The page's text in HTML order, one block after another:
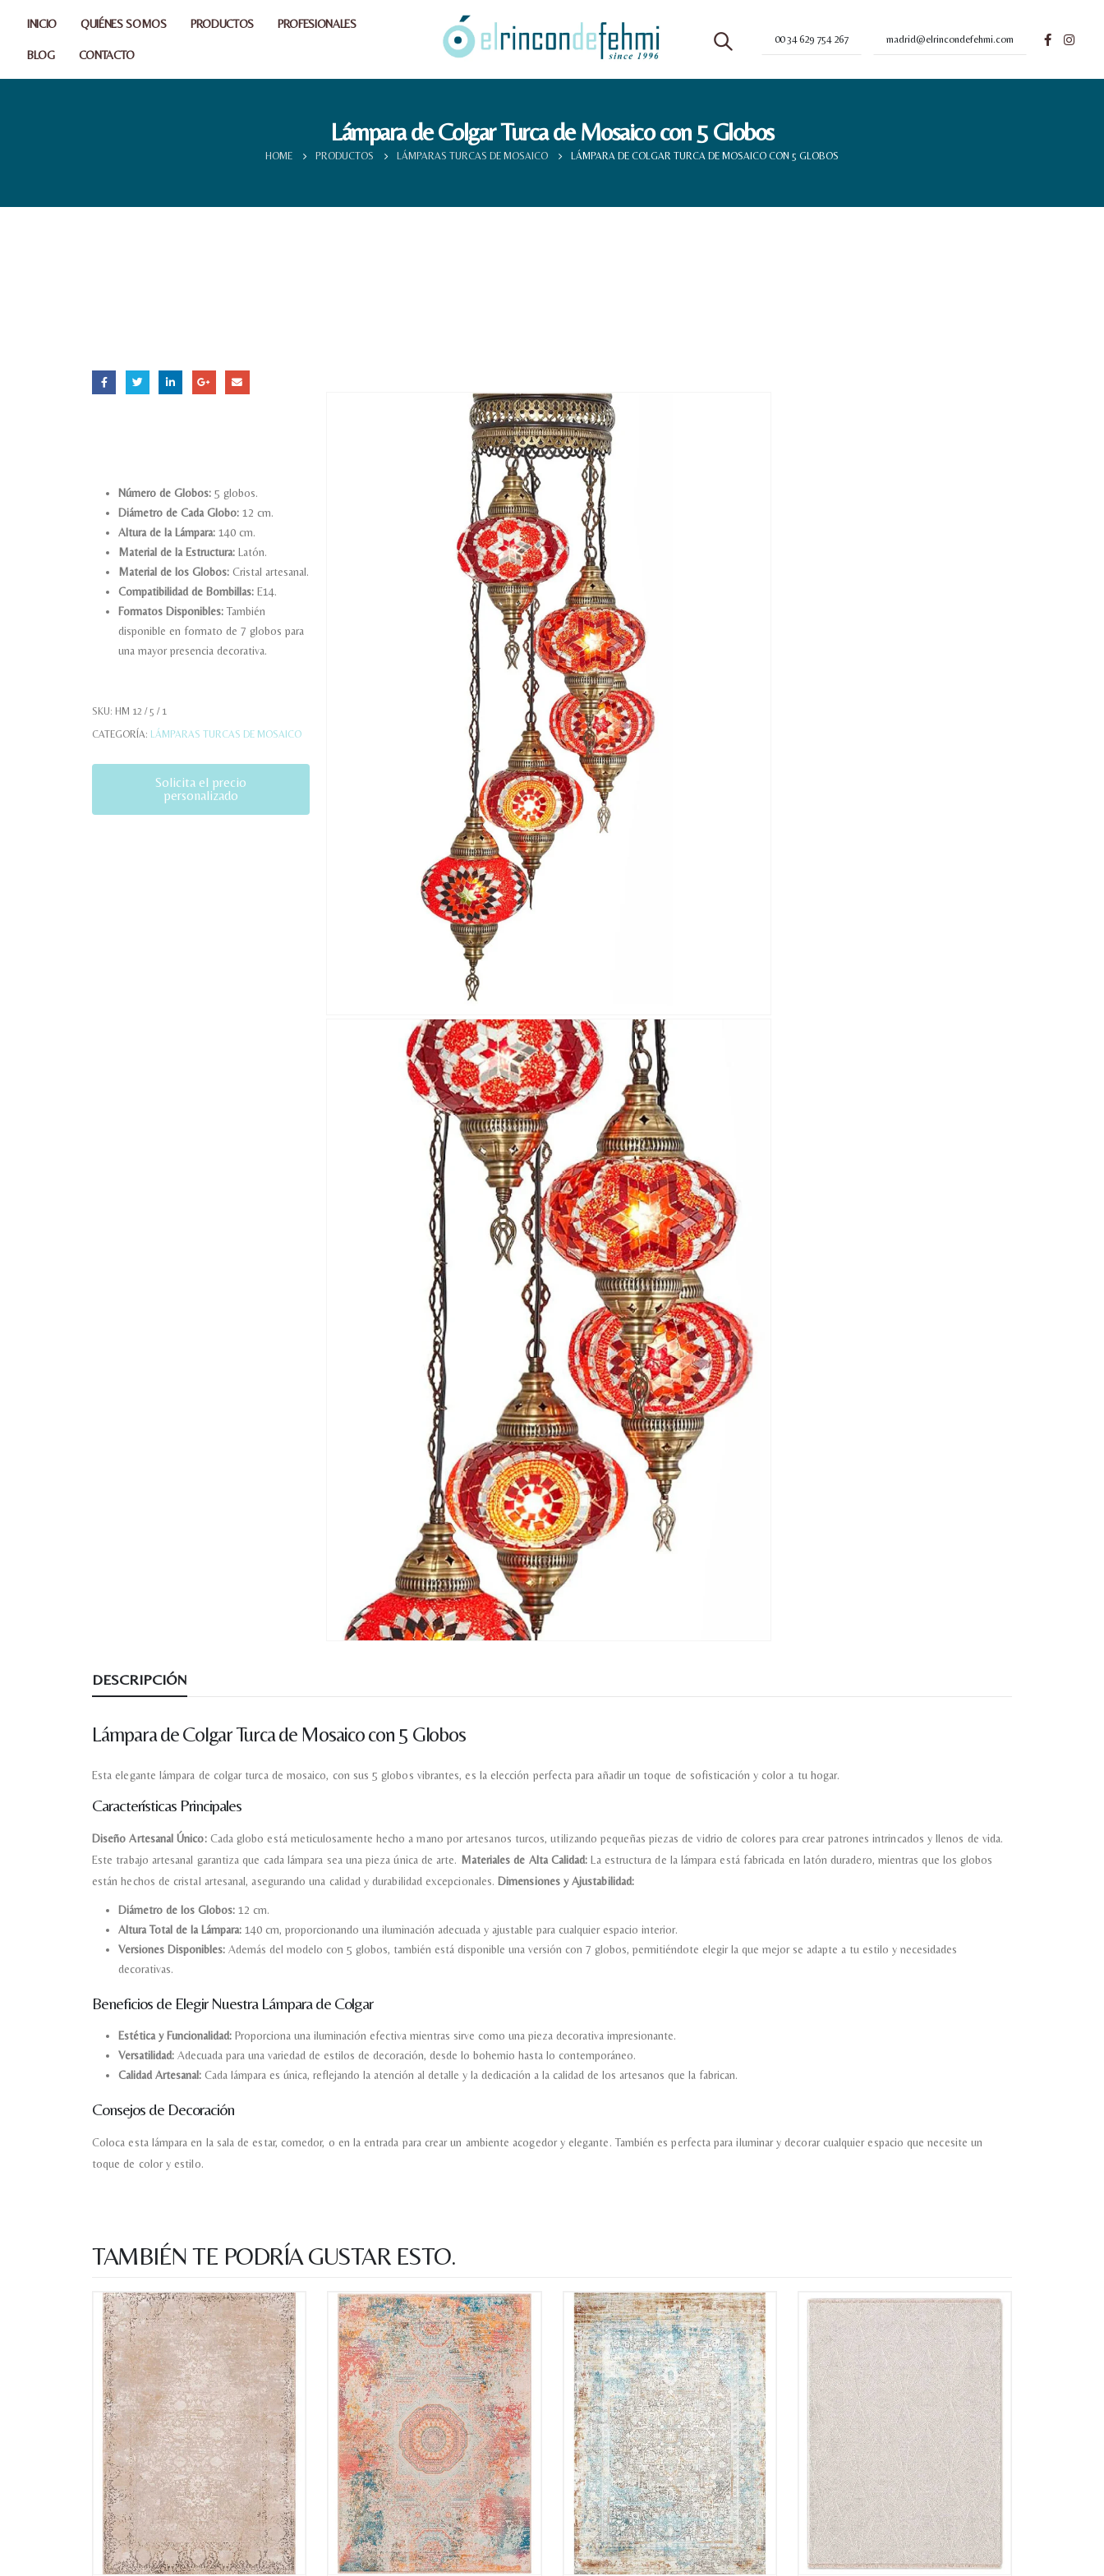
INICIO QUIÉNES SOMOS PRODUCTOS PROFESIONALES
BLOG CONTACTO
00 34 629 754 267 madrid@elrincondefehmi.com
Lámpara de Colgar Turca de Mosaico con 5 Globos
HOME PRODUCTOS LÁMPARAS TURCAS DE MOSAICO LÁMPARA DE COLGAR TURCA DE MOSAICO CON 5 GLOBOS
Número de Globos: 5 globos.
Diámetro de Cada Globo: 12 cm.
Altura de la Lámpara: 140 cm.
Material de la Estructura: Latón.
Material de los Globos: Cristal artesanal.
Compatibilidad de Bombillas: E14.
Formatos Disponibles: También
disponible en formato de 7 globos para
una mayor presencia decorativa.
SKU: HM 12 / 5 / 1
CATEGORÍA: LÁMPARAS TURCAS DE MOSAICO
Solicita el precio
personalizado
DESCRIPCIÓN
Lámpara de Colgar Turca de Mosaico con 5 Globos
Esta elegante lámpara de colgar turca de mosaico, con sus 5 globos vibrantes, es la elección perfecta para añadir un toque de sofisticación y color a tu hogar.
Características Principales
Diseño Artesanal Único:Cada globo está meticulosamente hecho a mano por artesanos turcos, utilizando pequeñas piezas de vidrio de colores para crear patrones intrincados y llenos de vida.
Este trabajo artesanal garantiza que cada lámpara sea una pieza única de arte. Materiales de Alta Calidad: La estructura de la lámpara está fabricada en latón duradero, mientras que los globos
están hechos de cristal artesanal, asegurando una calidad y durabilidad excepcionales. Dimensiones y Ajustabilidad:
Diámetro de los Globos: 12 cm.
Altura Total de la Lámpara: 140 cm, proporcionando una iluminación adecuada y ajustable para cualquier espacio interior.
Versiones Disponibles: Además del modelo con 5 globos, también está disponible una versión con 7 globos, permitiéndote elegir la que mejor se adapte a tu estilo y necesidades
decorativas.
Beneficios de Elegir Nuestra Lámpara de Colgar
Estética y Funcionalidad: Proporciona una iluminación efectiva mientras sirve como una pieza decorativa impresionante.
Versatilidad: Adecuada para una variedad de estilos de decoración, desde lo bohemio hasta lo contemporáneo.
Calidad Artesanal: Cada lámpara es única, reflejando la atención al detalle y la dedicación a la calidad de los artesanos que la fabrican.
Consejos de Decoración
Coloca esta lámpara en la sala de estar, comedor, o en la entrada para crear un ambiente acogedor y elegante. También es perfecta para iluminar y decorar cualquier espacio que necesite un
toque de color y estilo.
TAMBIÉN TE PODRÍA GUSTAR ESTO.
Nombre y apellido*
Teléfono
Correo electronico
Tu mensaje.
Acuerdo RGPD